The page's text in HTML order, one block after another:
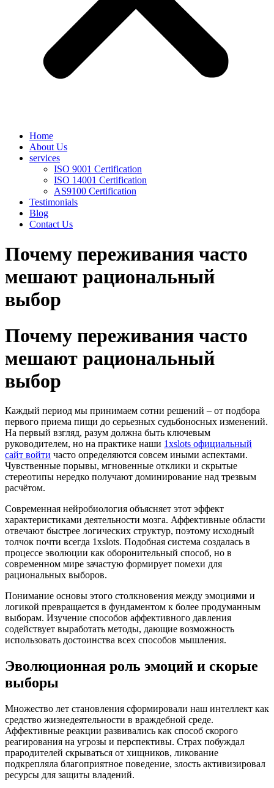
Home
About Us
services
ISO 9001 Certification
ISO 14001 Certification
AS9100 Certification
Testimonials
Blog
Contact Us
Почему переживания часто
мешают рациональный
выбор
Почему переживания часто
мешают рациональный
выбор
Каждый период мы принимаем сотни решений – от подбора
первого приема пищи до серьезных судьбоносных изменений.
На первый взгляд, разум должна быть ключевым
руководителем, но на практике наши 1xslots официальный
сайт войти часто определяются совсем иными аспектами.
Чувственные порывы, мгновенные отклики и скрытые
стереотипы нередко получают доминирование над трезвым
расчётом.
Современная нейробиология объясняет этот эффект
характеристиками деятельности мозга. Аффективные области
отвечают быстрее логических структур, поэтому исходный
толчок почти всегда 1xslots. Подобная система создалась в
процессе эволюции как оборонительный способ, но в
современном мире зачастую формирует помехи для
рациональных выборов.
Понимание основы этого столкновения между эмоциями и
логикой превращается в фундаментом к более продуманным
выборам. Изучение способов аффективного давления
содействует выработать методы, дающие возможность
использовать достоинства всех способов мышления.
Эволюционная роль эмоций и скорые
выборы
Множество лет становления сформировали наш интеллект как
средство жизнедеятельности в враждебной среде.
Аффективные реакции развивались как способ скорого
реагирования на угрозы и перспективы. Страх побуждал
прародителей скрываться от хищников, ликование
подкрепляла благоприятное поведение, злость активизировал
ресурсы для защиты владений.